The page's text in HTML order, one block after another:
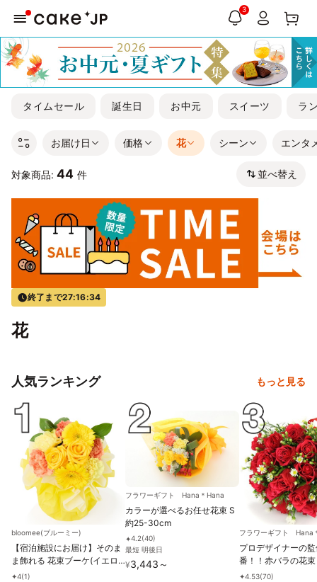
3
タイムセール 誕生日 お中元 スイーツ ラ
お届け日 価格 花 シーン エンタ
対象商品: 44 件 並べ替え
終了まで27:16:33
花
人気ランキング もっと見る
bloomee(ブルーミー)
【宿泊施設にお届け】そのま
ま飾れる 花束ブーケ(イエロ
ー) Sサイズ
✦4(1)
フラワーギフト Hana＊Hana
カラーが選べるお任せ花束 S
約25-30cm
✦4.2(40)
最短 明後日
¥3,443 ～
フラワーギフト Hana
プロデザイナーの
番！！赤バラの花
択可能
✦4.53(70)